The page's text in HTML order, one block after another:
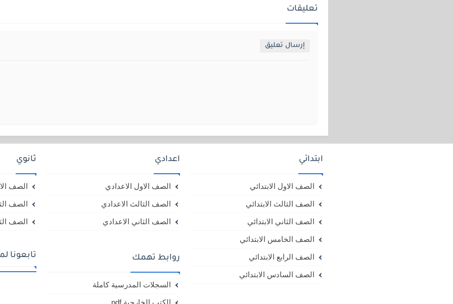
تعليقات
إرسال تعليق
ابتدائي
الصف الاول الابتدائي
الصف الثالث الابتدائي
الصف الثاني الابتدائي
الصف الخامس الابتدائي
الصف الرابع الابتدائي
الصف السادس الابتدائي
اعدادي
الصف الاول الاعدادي
الصف الثالث الاعدادي
الصف الثاني الاعدادي
روابط تهمك
السجلات المدرسية كاملة
الكتب الخارجية pdf
ثانوي
الصف
الصف
الصف
تابعونا